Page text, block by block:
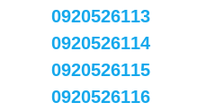
0920526113
0920526114
0920526115
0920526116